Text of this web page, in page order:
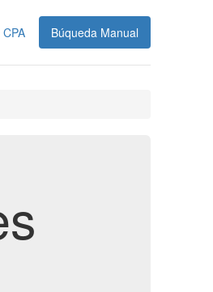
Búqueda Manual